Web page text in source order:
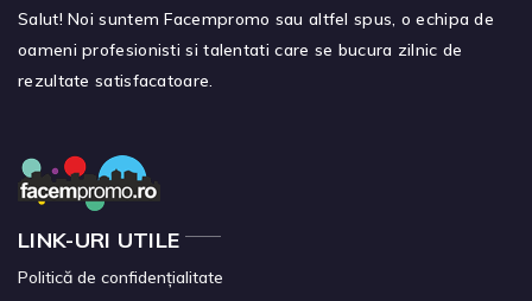
Salut! Noi suntem Facempromo sau altfel spus, o echipa de
oameni profesionisti si talentati care se bucura zilnic de
rezultate satisfacatoare.
LINK-URI UTILE
Politică de confidențialitate